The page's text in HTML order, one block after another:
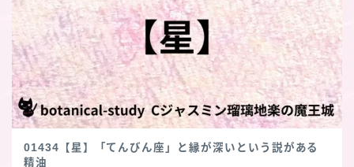
01434【星】「てんびん座」と縁が深いという説がある
精油